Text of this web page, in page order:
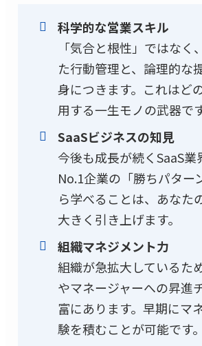
科学的な営業スキル
「気合と根性」ではなく
た行動管理と、論理的な
身につきます。これはど
用する一生モノの武器です
SaaSビジネスの知見
今後も成長が続くSaaS業
No.1企業の「勝ちパター
ら学べることは、あなた
大きく引き上げます。
組織マネジメント力
組織が急拡大しているた
やマネージャーへの昇進
富にあります。早期にマ
験を積むことが可能です。